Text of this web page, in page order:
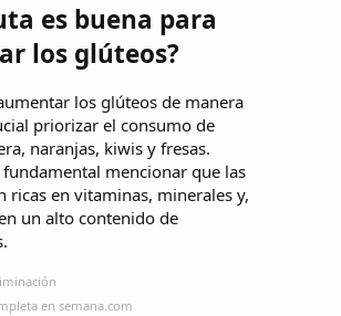
es buena para
los glúteos?
los glúteos de manera
priorizar el consumo de
naranjas, kiwis y fresas.
fundamental mencionar que las
ricas en vitaminas, minerales y,
un alto contenido de
en semana.com